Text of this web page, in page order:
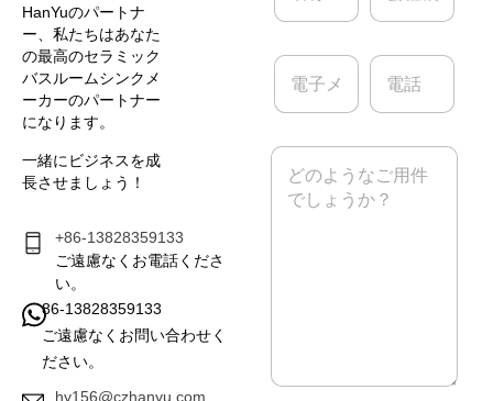
HanYuのパートナ
ー、私たちはあなた
の最高のセラミック
バスルームシンクメ
ーカーのパートナー
になります。
一緒にビジネスを成
長させましょう！
+86-13828359133
ご遠慮なくお電話くださ
い。
86-13828359133
ご遠慮なくお問い合わせく
ださい。
hy156@czhanyu.com
*
概
電
メ
ル
電
メ